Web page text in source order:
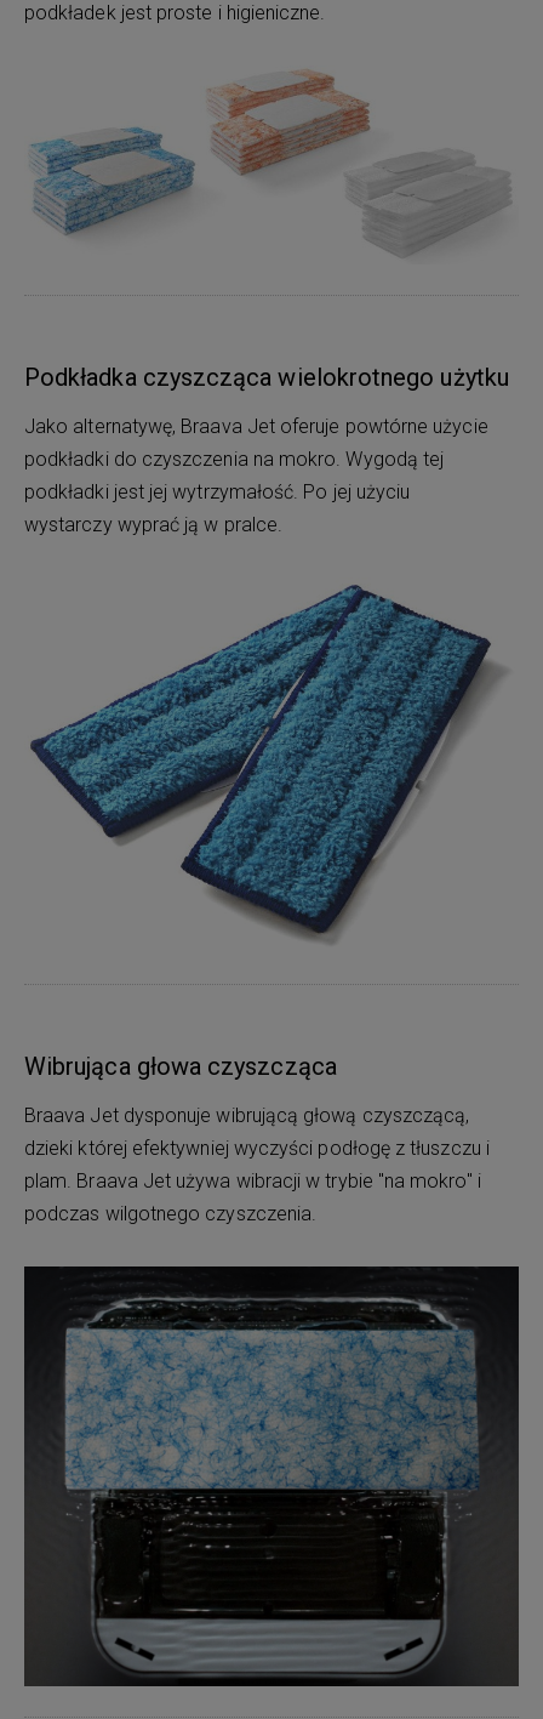
podkładek jest proste i higieniczne.
Podkładka czyszcząca wielokrotnego użytku
Jako alternatywę, Braava Jet oferuje powtórne użycie
podkładki do czyszczenia na mokro. Wygodą tej
podkładki jest jej wytrzymałość. Po jej użyciu
wystarczy wyprać ją w pralce.
Wibrująca głowa czyszcząca
Braava Jet dysponuje wibrującą głową czyszczącą,
dzieki której efektywniej wyczyści podłogę z tłuszczu i
plam. Braava Jet używa wibracji w trybie "na mokro" i
podczas wilgotnego czyszczenia.